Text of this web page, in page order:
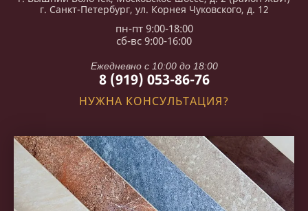
г. Санкт-Петербург, ул. Корнея Чуковского, д. 12
пн-пт 9:00-18:00
сб-вс 9:00-16:00
Ежедневно с 10:00 до 18:00
8 (919) 053-86-76
НУЖНА КОНСУЛЬТАЦИЯ?